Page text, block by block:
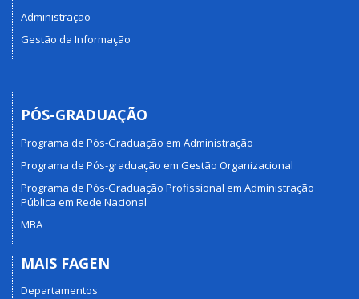
Administração
Gestão da Informação
PÓS-GRADUAÇÃO
Programa de Pós-Graduação em Administração
Programa de Pós-graduação em Gestão Organizacional
Programa de Pós-Graduação Profissional em Administração
Pública em Rede Nacional
MBA
MAIS FAGEN
Departamentos